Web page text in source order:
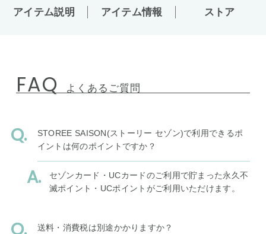
アイテム説明 アイテム情報 ストア
FAQ よくあるご質問
STOREE SAISON(ストーリー セゾン)で利用できるポ
イントは何のポイントですか？
セゾンカード・UCカードのご利用で貯まった永久不
滅ポイント・UCポイントがご利用いただけます。
送料・消費税は別途かかりますか？